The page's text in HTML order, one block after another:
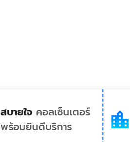
สบายใจ คอลเซ็นเตอร์
พร้อมยินดีบริการ